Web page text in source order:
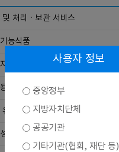
및 처리ㆍ보관 서비스
능식품
원이용기술
부품
유전체학기술
생체재료 개발기술
사용자 정보
중앙정부
지방자치단체
공공기관
기타기관(협회, 재단 등)